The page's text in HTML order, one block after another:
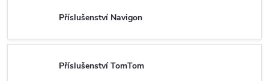
Příslušenství Navigon
Příslušenství TomTom